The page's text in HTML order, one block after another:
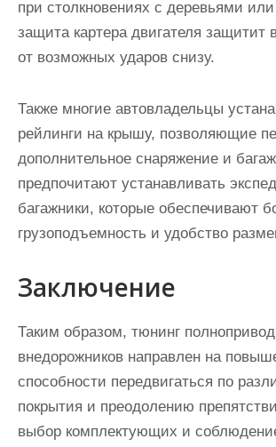
при столкновениях с деревьями
защита картера двигателя защитит
от возможных ударов снизу.
Также многие автовладельцы
рейлинги на крышу, позволяющие
дополнительное снаряжение и
предпочитают устанавливать
багажники, которые обеспечивают
грузоподъемность и удобство
Заключение
Таким образом, тюнинг
внедорожников направлен на
способности передвигаться по
покрытия и преодолению
выбор комплектующих и